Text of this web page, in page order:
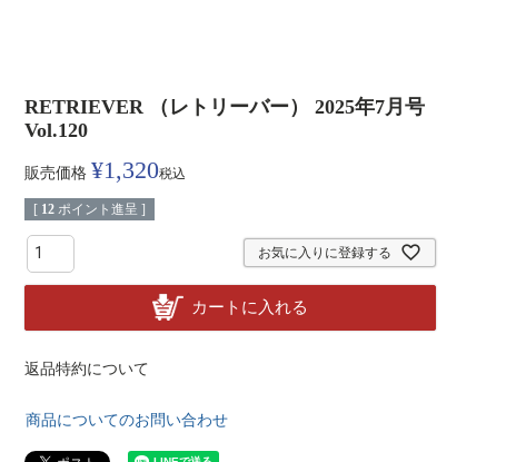
RETRIEVER （レトリーバー） 2025年7月号
Vol.120
販売価格 ¥1,320税込
[ 12 ポイント進呈 ]
お気に入りに登録する
カートに入れる
返品特約について
商品についてのお問い合わせ